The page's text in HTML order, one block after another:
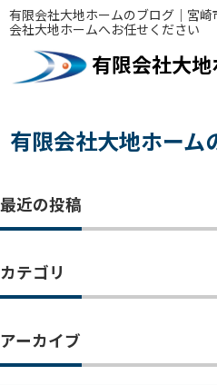
有限会社大地ホームのブログ｜宮
会社大地ホームへお任せください
有限会社大
有限会社大地ホーム
最近の投稿
カテゴリ
アーカイブ